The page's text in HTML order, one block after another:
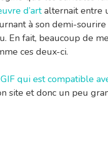
d’artalternait entre
à son demi-sourire
En fait, beaucoup de
ces deux-ci.
qui est compatible
site et donc un peu